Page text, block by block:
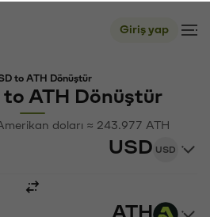
Giriş yap
to ATH Dönüştür
to ATH Dönüştür
doları ≈ 243.977 ATH
USD USD
ATH